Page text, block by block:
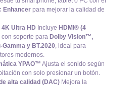
Enhancer para mejorar la calidad de
Ultra HD Incluye HDMI® (4
con soporte para Dolby Vision™,
y BT.2020 , ideal para
modernos.
YPAO™ Ajusta el sonido según
con solo presionar un botón.
alta calidad (DAC) Mejora la